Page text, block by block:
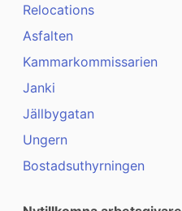
Relocations
Asfalten
Kammarkommissarien
Janki
Jällbygatan
Ungern
Bostadsuthyrningen